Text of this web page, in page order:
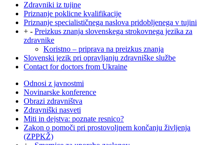
Zdravniki iz tujine
Priznanje poklicne kvalifikacije
Priznanje specialističnega naslova pridobljenega v tujini
+ - Preizkus znanja slovenskega strokovnega jezika za
zdravnike
Koristno – priprava na preizkus znanja
Slovenski jezik pri opravljanju zdravniške službe
Contact for doctors from Ukraine
Odnosi z javnostmi
Novinarske konference
Obrazi zdravništva
Zdravniški nasveti
Miti in dejstva: poznate resnico?
Zakon o pomoči pri prostovoljnem končanju življenja
(ZPPKŽ)